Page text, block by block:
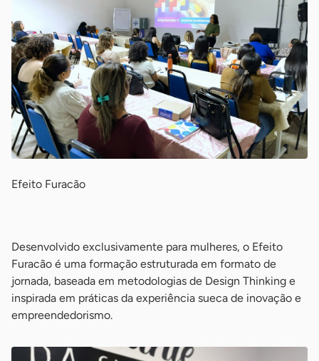
Efeito Furacão
Desenvolvido exclusivamente para mulheres, o Efeito
Furacão é uma formação estruturada em formato de
jornada, baseada em metodologias de Design Thinking e
inspirada em práticas da experiência sueca de inovação e
empreendedorismo.